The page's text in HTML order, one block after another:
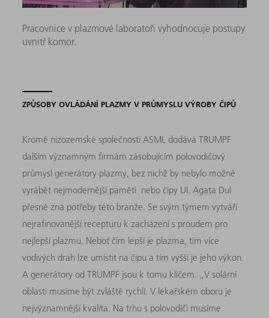
Pracovnice v plazmové laboratoři vyhodnocuje postupy
uvnitř komor.
ZPŮSOBY OVLÁDÁNÍ PLAZMY V PRŮMYSLU VÝROBY ČIPŮ
Kromě nizozemské společnosti ASML dodává TRUMPF
dalším významným firmám zásobujícím polovodičový
průmysl generátory plazmy, bez nichž by nebylo možné
vyrábět nejmodernější paměti nebo čipy UI. Agata Dul
přesně zná potřeby této branže. Se svým týmem vytváří
nejrafinovanější recepturu k zacházení s proudem pro
nejlepší plazmu. Neboť čím lepší je plazma, tím více
vodivých drah lze umístit na čipu a tím vyšší je jeho výkon.
A generátory od TRUMPF jsou k tomu klíčem. „V solární
oblasti musíme být zvláště rychlí. V lékařském oboru je
nejvýznamnější kvalita. Na trhu s polovodiči musíme